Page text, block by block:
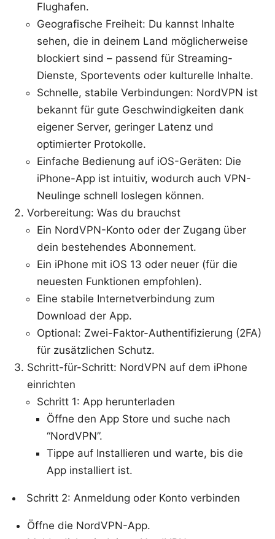
Flughafen.
Geografische Freiheit: Du kannst Inhalte
sehen, die in deinem Land möglicherweise
blockiert sind – passend für Streaming-
Dienste, Sportevents oder kulturelle Inhalte.
Schnelle, stabile Verbindungen: NordVPN ist
bekannt für gute Geschwindigkeiten dank
eigener Server, geringer Latenz und
optimierter Protokolle.
Einfache Bedienung auf iOS-Geräten: Die
iPhone-App ist intuitiv, wodurch auch VPN-
Neulinge schnell loslegen können.
Vorbereitung: Was du brauchst
Ein NordVPN-Konto oder der Zugang über
dein bestehendes Abonnement.
Ein iPhone mit iOS 13 oder neuer (für die
neuesten Funktionen empfohlen).
Eine stabile Internetverbindung zum
Download der App.
Optional: Zwei-Faktor-Authentifizierung (2FA)
für zusätzlichen Schutz.
Schritt-für-Schritt: NordVPN auf dem iPhone
einrichten
Schritt 1: App herunterladen
Öffne den App Store und suche nach
“NordVPN”.
Tippe auf Installieren und warte, bis die
App installiert ist.
Schritt 2: Anmeldung oder Konto verbinden
Öffne die NordVPN-App.